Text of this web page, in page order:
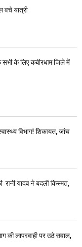
बचे यात्री
सभी के लिए कबीरधाम जिले में
विभाग! शिकायत, जांच
रानी यादव ने बदली किस्मत,
की लापरवाही पर उठे सवाल,